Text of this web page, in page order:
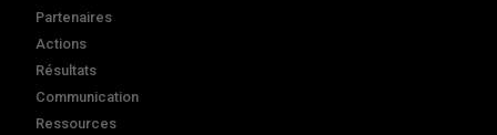
Partenaires
Actions
Résultats
Communication
Ressources